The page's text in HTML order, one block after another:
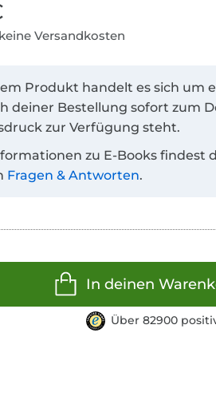
Versandkosten
Produkt handelt es sich um
deiner Bestellung sofort zum
zur Verfügung steht.
zu E-Books findest
Fragen & Antworten.
In deinen
Über 82900